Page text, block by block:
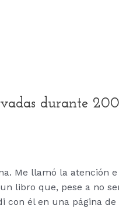
durante
Me llamó la atención e
libro que, pese a no
con él en una página